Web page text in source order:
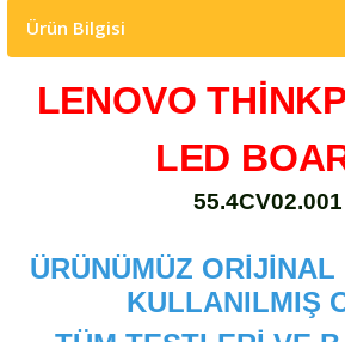
Ürün Bilgisi
LENOVO
LED
55.4CV02.001
ÜRÜNÜMÜZ
KULLANILMIŞ